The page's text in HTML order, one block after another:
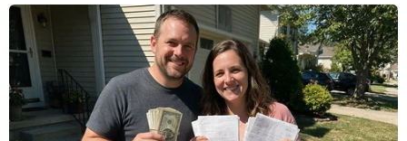
vậy, luật sư bị đơn đề nghị tòa không chấp nhận
yêu cầu của nguyên đơn.
Phát biểu quan điểm giải quyết vụ án, đại diện
Viện Kiểm sát cho rằng, yêu cầu khởi kiện của
ông Hảo là không có căn cứ. Theo đại diện Viện